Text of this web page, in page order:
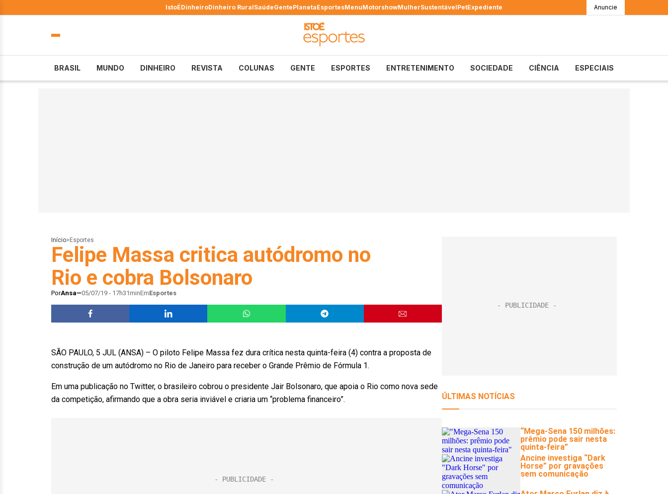
IstoÉDinheiroDinheiro RuralSaúdeGentePlanetaEsportesMenuMotorshowMulherSustentávelPetExpediente Anuncie
BRASIL MUNDO DINHEIRO REVISTA COLUNAS GENTE ESPORTES ENTRETENIMENTO SOCIEDADE CIÊNCIA ESPECIAIS
Início> Esportes
Felipe Massa critica autódromo no
Rio e cobra Bolsonaro
PorAnsa 05/07/19 - 17h31minEmEsportes
SÃO PAULO, 5 JUL (ANSA) – O piloto Felipe Massa fez dura crítica nesta quinta-feira (4) contra a proposta de
construção de um autódromo no Rio de Janeiro para receber o Grande Prêmio de Fórmula 1.
Em uma publicação no Twitter, o brasileiro cobrou o presidente Jair Bolsonaro, que apoia o Rio como nova sede
da competição, afirmando que a obra seria inviável e criaria um “problema financeiro”.